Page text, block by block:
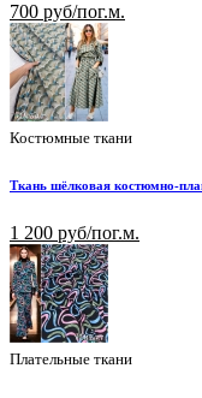
700 руб/пог.м.
Костюмные ткани
Ткань шёлковая костюмно-
1 200 руб/пог.м.
Плательные ткани